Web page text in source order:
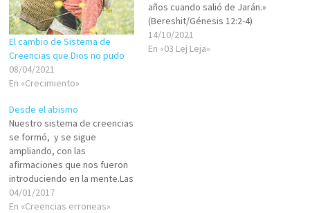
El cambio de Sistema de
Creencias que Dios no pudo
08/04/2021
En «Crecimiento»
años cuando salió de Jarán.»
(Bereshit/Génesis 12:2-4)
Desde que nacemos vamos
armando nuestro Sistema de
14/10/2021
En «03 Lej Leja»
Desde el abismo
Nuestro sistema de creencias
se formó, y se sigue
ampliando, con las
afirmaciones que nos fueron
introduciendo en la mente.Las
personas de nuestro entorno
cuando éramos chiquitos nos
04/01/2017
En «Creencias erroneas»